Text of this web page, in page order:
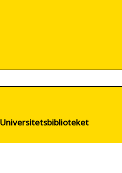
Universitetsbiblioteket